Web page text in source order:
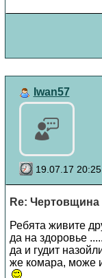
Iwan57
19.07.17 20:25
Re: Чертовщина
Ребята живите
да на здоровье
да и гудит
же комара, може